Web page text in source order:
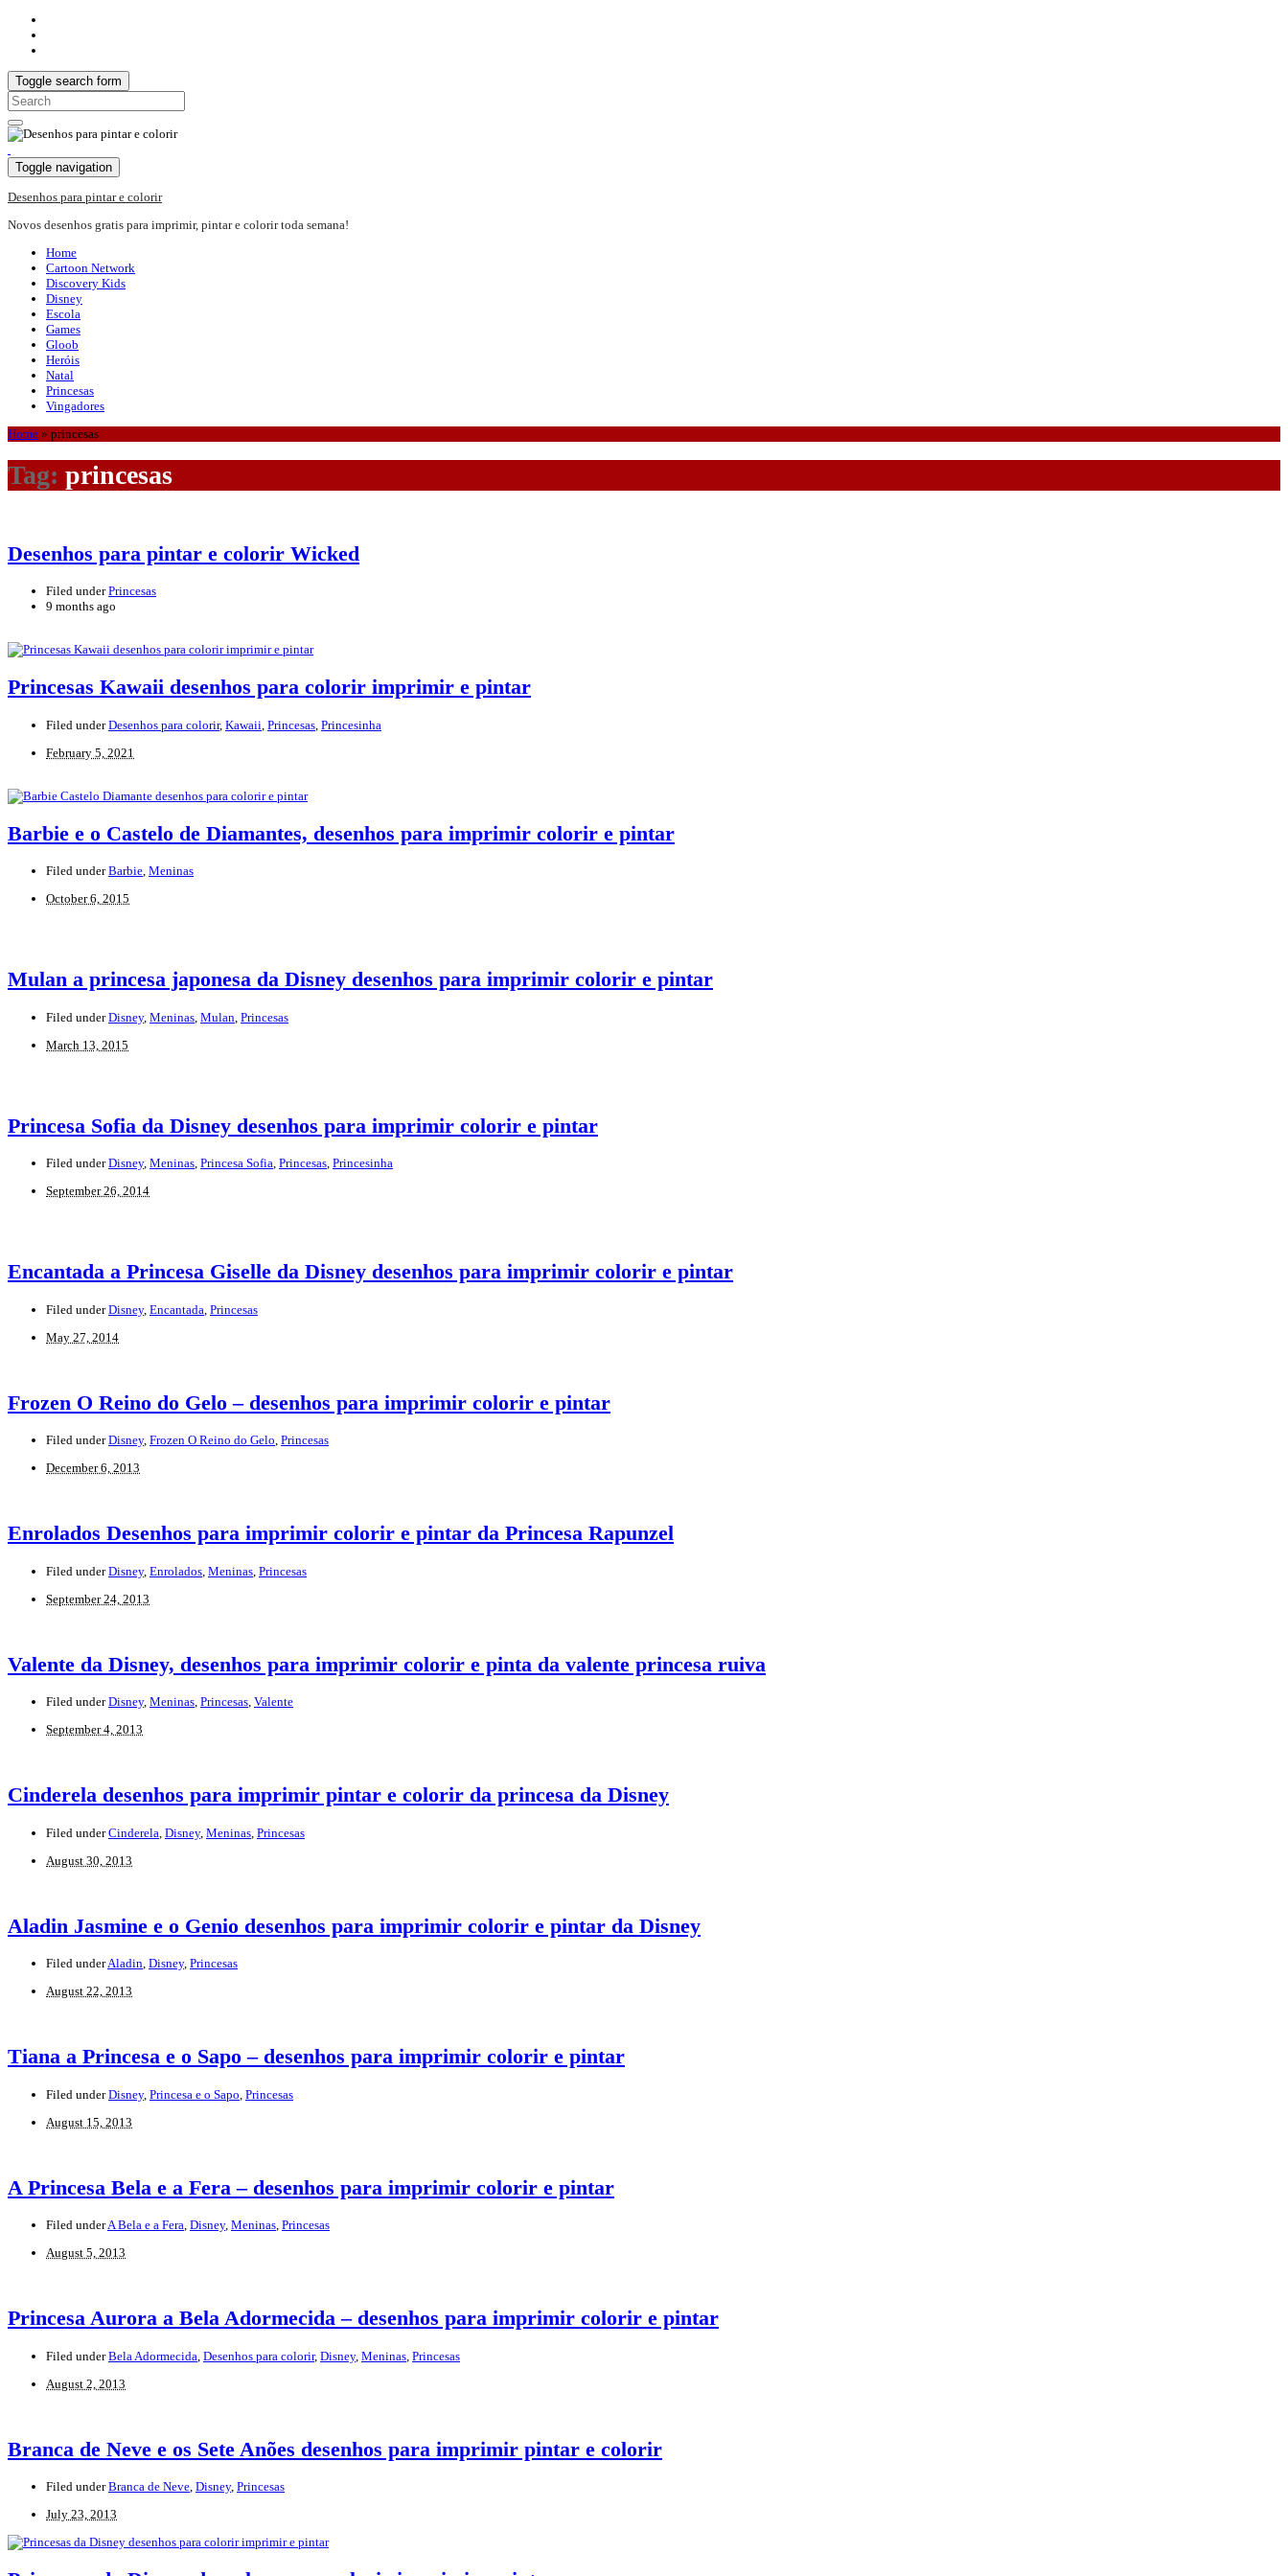
Toggle search form
Search
for:
Toggle navigation
Desenhos para pintar e colorir
Novos desenhos gratis para imprimir, pintar e colorir toda semana!
Home
Cartoon Network
Discovery Kids
Disney
Escola
Games
Gloob
Heróis
Natal
Princesas
Vingadores
Home » princesas
Tag: princesas
Desenhos para pintar e colorir Wicked
Filed underPrincesas
9 months ago
Princesas Kawaii desenhos para colorir imprimir e pintar
Filed underDesenhos para colorir, Kawaii Princesas Princesinha
February 5, 2021
Barbie e o Castelo de Diamantes, desenhos para imprimir colorir e pintar
Filed underBarbie, Meninas
October 6, 2015
Mulan a princesa japonesa da Disney desenhos para imprimir colorir e pintar
Filed underDisney, Meninas Mulan Princesas
March 13, 2015
Princesa Sofia da Disney desenhos para imprimir colorir e pintar
Filed underDisney, Meninas, Princesa Sofia, Princesas, Princesinha
September 26, 2014
Encantada a Princesa Giselle da Disney desenhos para imprimir colorir e pintar
Filed underDisney, Encantada Princesas
May 27, 2014
Frozen O Reino do Gelo – desenhos para imprimir colorir e pintar
Filed underDisney, Frozen O Reino do Gelo, Princesas
December 6, 2013
Enrolados Desenhos para imprimir colorir e pintar da Princesa Rapunzel
Filed underDisney, Enrolados Meninas Princesas
September 24, 2013
Valente da Disney, desenhos para imprimir colorir e pinta da valente princesa ruiva
Filed underDisney, Meninas, Princesas, Valente
September 4, 2013
Cinderela desenhos para imprimir pintar e colorir da princesa da Disney
Filed underCinderela Disney, Meninas Princesas
August 30, 2013
Aladin Jasmine e o Genio desenhos para imprimir colorir e pintar da Disney
Filed underAladin, Disney, Princesas
August 22, 2013
Tiana a Princesa e o Sapo – desenhos para imprimir colorir e pintar
Filed underDisney, Princesa e o Sapo Princesas
August 15, 2013
A Princesa Bela e a Fera – desenhos para imprimir colorir e pintar
Filed underA Bela e a Fera, Disney, Meninas, Princesas
August 5, 2013
Princesa Aurora a Bela Adormecida – desenhos para imprimir colorir e pintar
Filed underBela Adormecida Desenhos para colorir, Disney, Meninas Princesas
August 2, 2013
Branca de Neve e os Sete Anões desenhos para imprimir pintar e colorir
Filed underBranca de Neve, Disney, Princesas
July 23, 2013